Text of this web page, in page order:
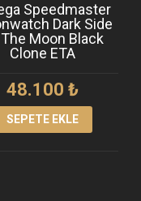
Speedmaster
Dark Side
Moon Black
Clone ETA
48.100₺
SEPETE EKLE